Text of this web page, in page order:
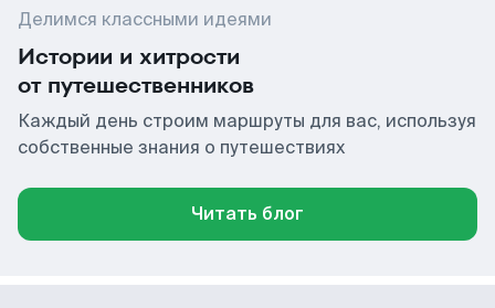
Делимся классными идеями
Истории и хитрости
от путешественников
Каждый день строим маршруты для вас, используя
собственные знания о путешествиях
Читать блог